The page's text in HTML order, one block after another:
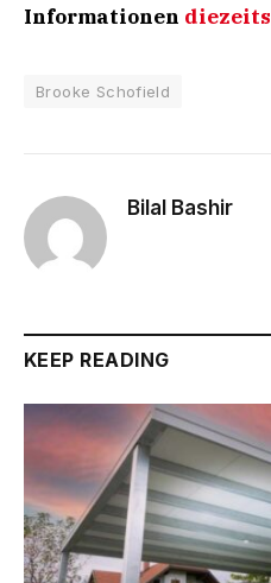
Informationen diezeits
Brooke Schofield
Bilal Bashir
KEEP READING